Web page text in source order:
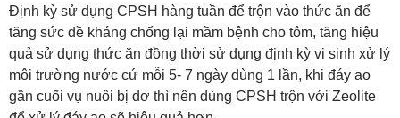
Định kỳ sử dụng CPSH hàng tuần để trộn vào thức ăn để
tăng sức đề kháng chống lại mầm bệnh cho tôm, tăng hiệu
quả sử dụng thức ăn đồng thời sử dụng định kỳ vi sinh xử lý
môi trường nước cứ mỗi 5- 7 ngày dùng 1 lần, khi đáy ao
gần cuối vụ nuôi bị dơ thì nên dùng CPSH trộn với Zeolite